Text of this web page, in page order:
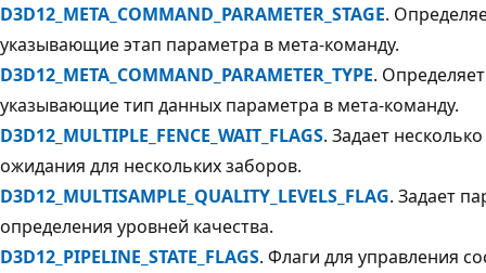
D3D12_META_COMMAND_PARAMETER_STAGE.
указывающие этап параметра в мета-команду.
D3D12_META_COMMAND_PARAMETER_TYPE.
указывающие тип данных параметра в мета-команду.
D3D12_MULTIPLE_FENCE_WAIT_FLAGS. Задает
ожидания для нескольких заборов.
D3D12_MULTISAMPLE_QUALITY_LEVELS_FLAG. Задает
определения уровней качества.
D3D12_PIPELINE_STATE_FLAGS. Флаги для управления